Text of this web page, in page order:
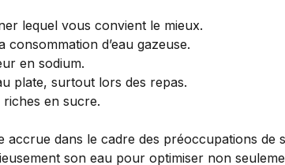
lequel vous convient le mieux.
d’eau gazeuse.
en sodium.
plate, surtout lors des repas.
riches en sucre.
dans le cadre des préoccupations de
son eau pour optimiser non